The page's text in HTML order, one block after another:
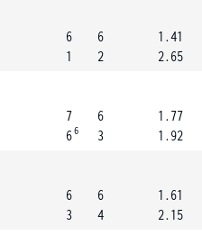
6
1
6
2
1.41
2.65
7
66
6
3
1.77
1.92
6
3
6
4
1.61
2.15